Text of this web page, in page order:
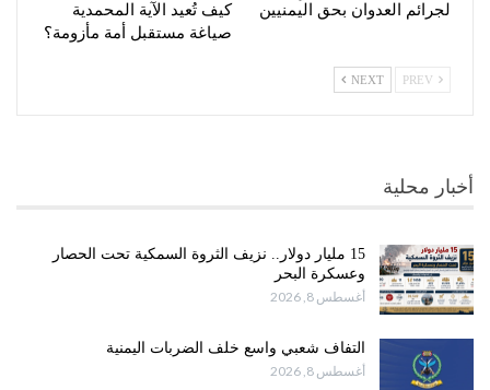
لجرائم العدوان بحق اليمنيين
كيف تُعيد الآية المحمدية
صياغة مستقبل أمة مأزومة؟
NEXT
أخبار محلية
15 مليار دولار.. نزيف الثروة السمكية تحت الحصار
وعسكرة البحر
أغسطس 8, 2026
التفاف شعبي واسع خلف الضربات اليمنية
أغسطس 8, 2026